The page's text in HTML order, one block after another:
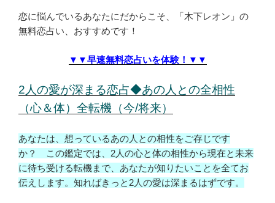
恋に悩んでいるあなたにだからこそ、「木下レオン」の
無料恋占い、おすすめです！
▼▼早速無料恋占いを体験！▼▼
2人の愛が深まる恋占◆あの人との全相性
（心＆体）全転機（今/将来）
あなたは、想っているあの人との相性をご存じです
か？ この鑑定では、2人の心と体の相性から現在と未来
に待ち受ける転機まで、あなたが知りたいことを全てお
伝えします。知ればきっと2人の愛は深まるはずです。